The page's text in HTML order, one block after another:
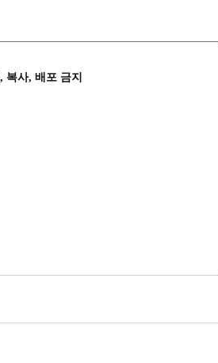
복사, 배포 금지